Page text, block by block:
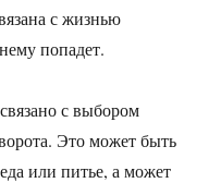
с жизнью
попадет.
с выбором
Это может быть
или питье, а может